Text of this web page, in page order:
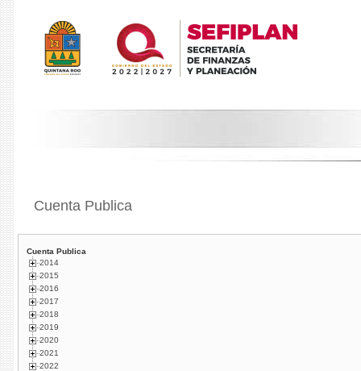
Cuenta Publica
Cuenta Publica
2014
2015
2016
2017
2018
2019
2020
2021
2022